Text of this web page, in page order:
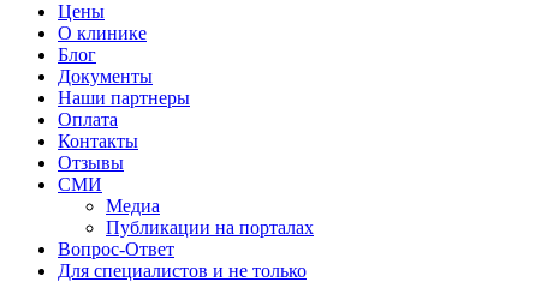
Цены
О клинике
Блог
Документы
Наши партнеры
Оплата
Контакты
Отзывы
СМИ
Медиа
Публикации на порталах
Вопрос-Ответ
Для специалистов и не только